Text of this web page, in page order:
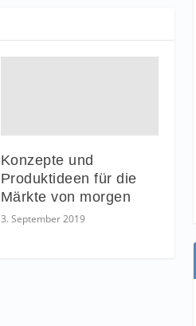
Konzepte und
Produktideen für die
Märkte von morgen
3. September 2019